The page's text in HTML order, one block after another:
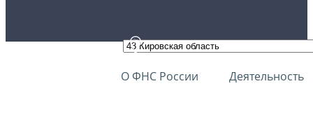
О ФНС России Деятельность